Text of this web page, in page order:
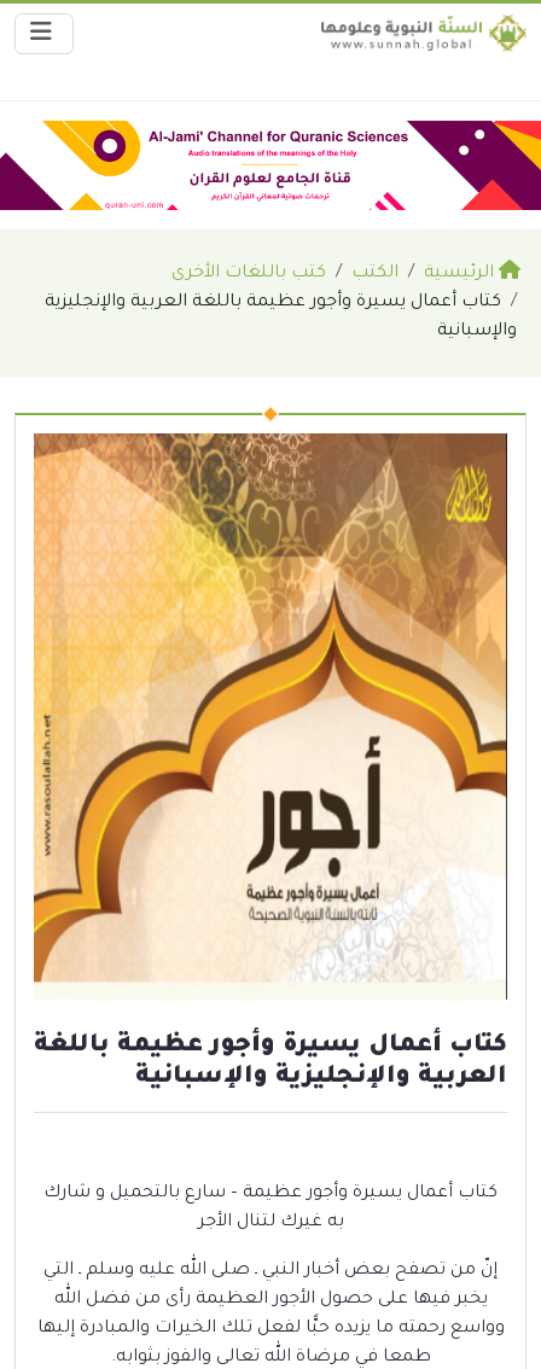
الرئيسية الكتب
كتب باللغات الأخرى
كتاب أعمال يسيرة وأجور عظيمة باللغة العربية والإنجليزية
والإسبانية
كتاب أعمال يسيرة وأجور عظيمة باللغة
العربية والإنجليزية والإسبانية
كتاب أعمال يسيرة وأجور عظيمة – سارع بالتحميل و شارك
به غيرك لتنال الأجر
إنّ من تصفح بعض أخبار النبي ـ صلى الله عليه وسلم ـ التي
يخبر فيها على حصول الأجور العظيمة رأى من فضل الله
وواسع رحمته ما يزيده حبًّا لفعل تلك الخيرات والمبادرة إليها
طمعا في مرضاة الله تعالى والفوز بثوابه.